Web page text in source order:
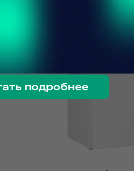
подробнее
кроме того